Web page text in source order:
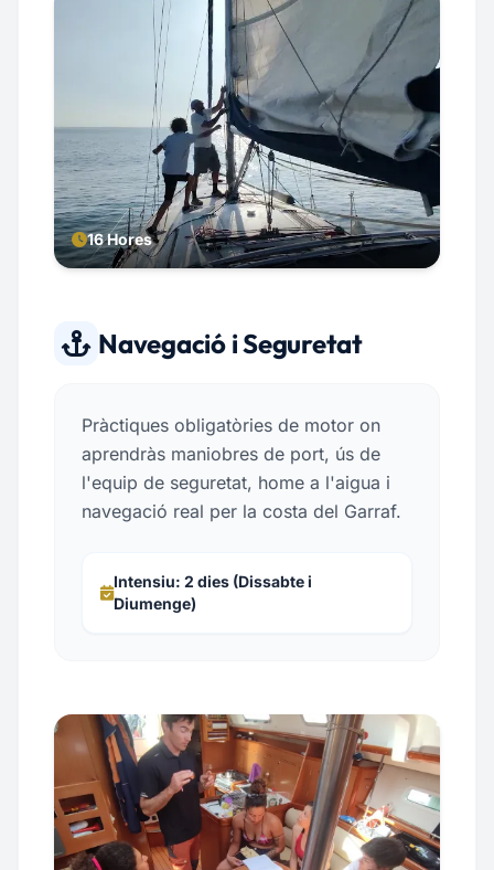
16 Hores
Navegació i Seguretat
Pràctiques obligatòries de motor on
aprendràs maniobres de port, ús de
l'equip de seguretat, home a l'aigua i
navegació real per la costa del Garraf.
Intensiu: 2 dies (Dissabte i
Diumenge)